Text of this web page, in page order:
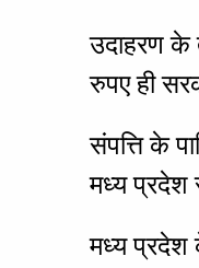
उदाहरण के
रुपए ही
संपत्ति के
मध्य प्रदेश
मध्य प्रदेश